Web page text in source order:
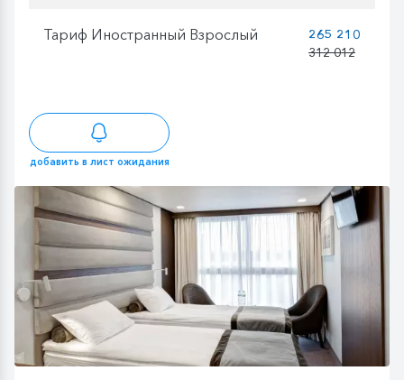
Тариф Иностранный Взрослый
265 210
312 012
добавить в лист ожидания